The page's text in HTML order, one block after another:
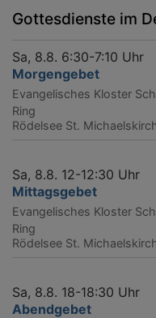
Gottesdienste im
Sa, 8.8. 6:30-7:10 Uhr
Morgengebet
Evangelisches Kloster
Ring
Rödelsee St.
Sa, 8.8. 12-12:30 Uhr
Mittagsgebet
Evangelisches Kloster
Ring
Rödelsee St.
Sa, 8.8. 18-18:30 Uhr
Abendgebet